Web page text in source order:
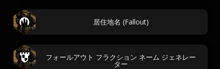
居住地名 (Fallout)
フォールアウト フラクション ネーム ジェネレー
ター